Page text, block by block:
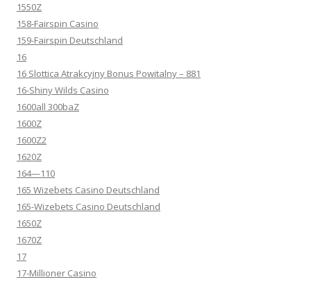
1550Z
158-Fairspin Casino
159-Fairspin Deutschland
16
16 Slottica Atrakcyjny Bonus Powitalny – 881
16-Shiny Wilds Casino
1600all 300baZ
1600Z
1600Z2
1620Z
164—110
165 Wizebets Casino Deutschland
165-Wizebets Casino Deutschland
1650Z
1670Z
17
17-Millioner Casino